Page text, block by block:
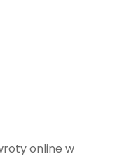
online w